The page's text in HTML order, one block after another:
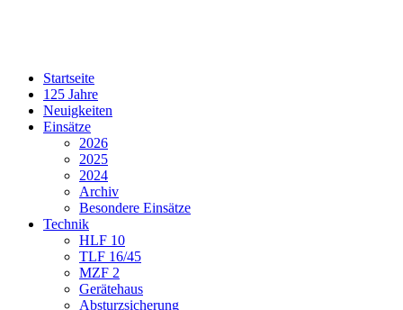
Startseite
125 Jahre
Neuigkeiten
Einsätze
2026
2025
2024
Archiv
Besondere Einsätze
Technik
HLF 10
TLF 16/45
MZF 2
Gerätehaus
Absturzsicherung